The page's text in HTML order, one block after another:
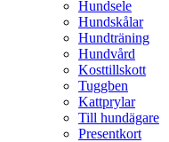
Hundsele
Hundskålar
Hundträning
Hundvård
Kosttillskott
Tuggben
Kattprylar
Till hundägare
Presentkort